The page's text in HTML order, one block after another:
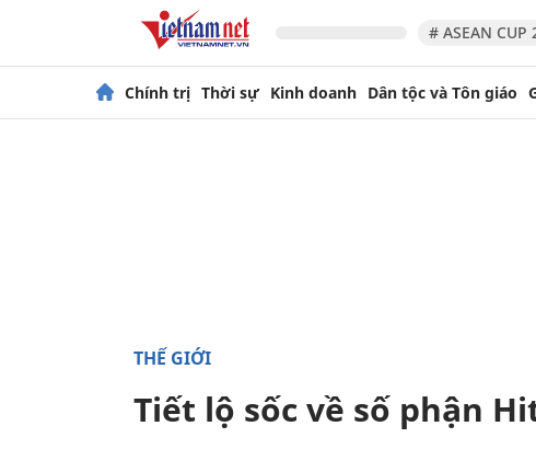
# ASEAN CUP
Chính trị Thời sự Kinh doanh Dân tộc và Tôn giáo
THẾ GIỚI
Tiết lộ sốc về số phận